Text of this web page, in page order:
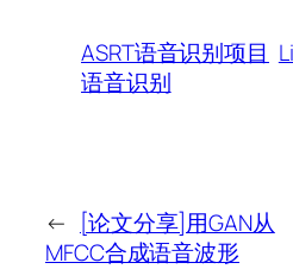
ASRT语音识别项目
语音识别
← [论文分享]用GAN从
MFCC合成语音波形